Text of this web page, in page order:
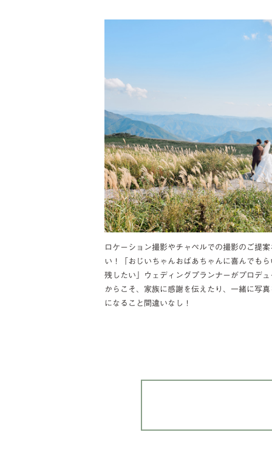
ロケーション撮影やチャペルでの撮影のご提
い！「おじいちゃんおばあちゃんに喜んでも
残したい」ウェディングプランナーがプロデ
からこそ、家族に感謝を伝えたり、一緒に写
になること間違いなし！